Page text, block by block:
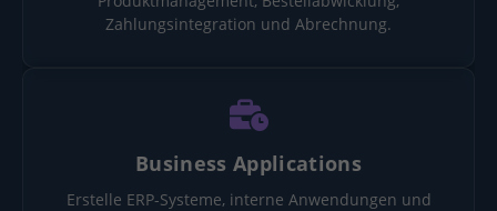
Zahlungsintegration und Abrechnung.
Business Applications
Erstelle ERP-Systeme, interne Anwendungen und